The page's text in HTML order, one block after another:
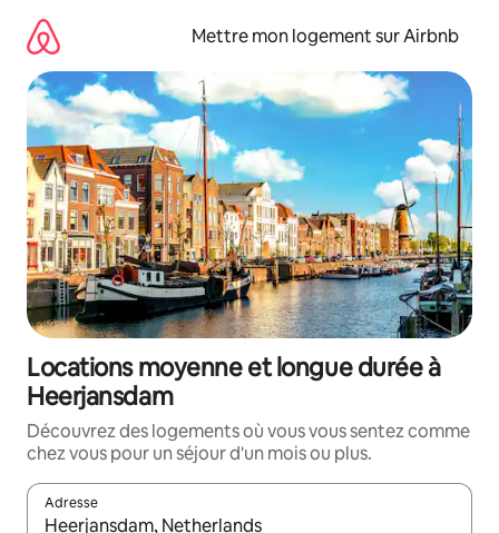
directement
contenu
Mettre mon logement sur Airbnb
Locations moyenne et longue durée à
Heerjansdam
Découvrez des logements où vous vous sentez comme
chez vous pour un séjour d'un mois ou plus.
Adresse
Lorsque les résultats s'affichent, utilisez les flèches vers le